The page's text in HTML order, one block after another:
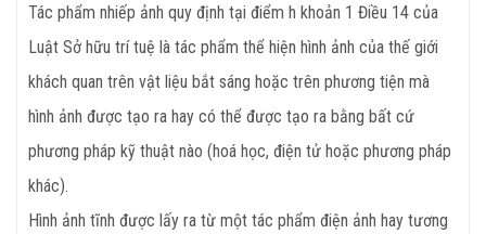
Tác phẩm nhiếp ảnh quy định tại điểm h khoản 1 Điều 14 của
Luật Sở hữu trí tuệ là tác phẩm thể hiện hình ảnh của thế giới
khách quan trên vật liệu bắt sáng hoặc trên phương tiện mà
hình ảnh được tạo ra hay có thể được tạo ra bằng bất cứ
phương pháp kỹ thuật nào (hoá học, điện tử hoặc phương pháp
khác).
Hình ảnh tĩnh được lấy ra từ một tác phẩm điện ảnh hay tương